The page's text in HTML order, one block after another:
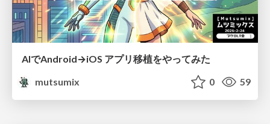
AIでAndroid→iOS アプリ移植をやってみた
mutsumix
0 59